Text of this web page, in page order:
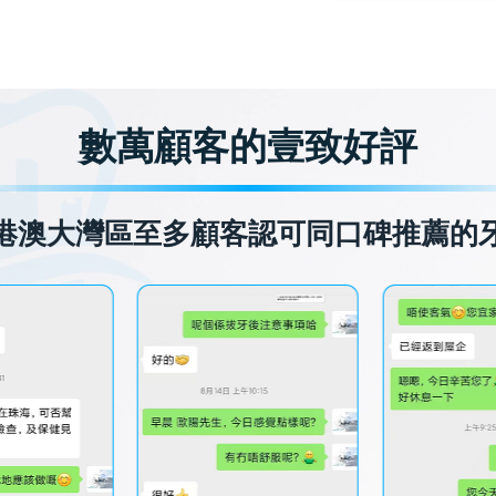
數萬顧客的壹致好評
澳大灣區至多顧客認可同口碑推薦的